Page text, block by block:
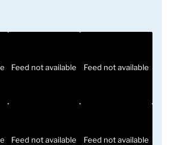
Feed not available Feed not available
Feed not available Feed not available